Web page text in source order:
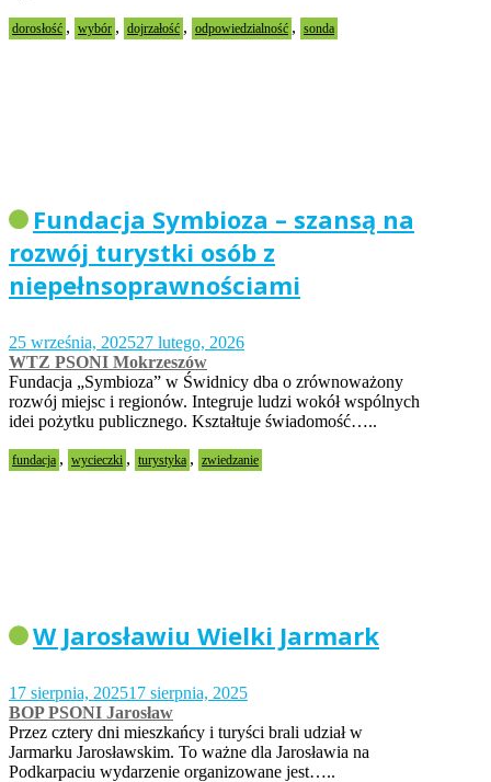
dorosłość , wybór , dojrzałość , odpowiedzialność , sonda
Fundacja Symbioza – szansą na
rozwój turystki osób z
niepełnsoprawnościami
25 września, 202527 lutego, 2026
WTZ PSONI Mokrzeszów
Fundacja „Symbioza” w Świdnicy dba o zrównoważony
rozwój miejsc i regionów. Integruje ludzi wokół wspólnych
idei pożytku publicznego. Kształtuje świadomość…..
fundacja , wycieczki , turystyka , zwiedzanie
W Jarosławiu Wielki Jarmark
17 sierpnia, 202517 sierpnia, 2025
BOP PSONI Jarosław
Przez cztery dni mieszkańcy i turyści brali udział w
Jarmarku Jarosławskim. To ważne dla Jarosławia na
Podkarpaciu wydarzenie organizowane jest…..